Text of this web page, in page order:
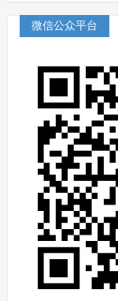
微信公众平台